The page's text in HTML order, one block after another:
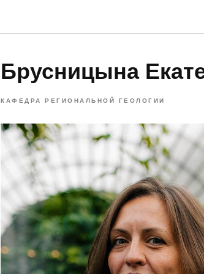
Брусницына
КАФЕДРА РЕГИОНАЛЬНОЙ ГЕОЛОГИИ